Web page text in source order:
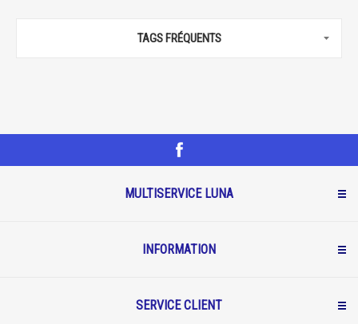
TAGS FRÉQUENTS
MULTISERVICE LUNA
INFORMATION
SERVICE CLIENT